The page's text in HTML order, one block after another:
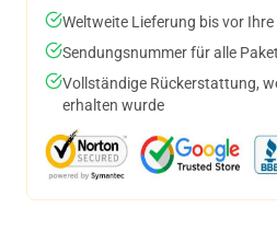
Weltweite Lieferung bis vor Ihre
Sendungsnummer für alle
Vollständige Rückerstattung,
erhalten wurde